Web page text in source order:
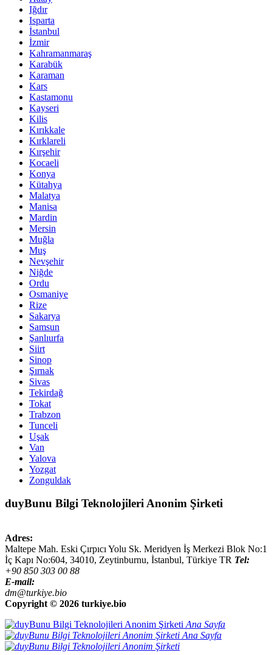
Iğdır
Isparta
İstanbul
İzmir
Kahramanmaraş
Karabük
Karaman
Kars
Kastamonu
Kayseri
Kilis
Kırıkkale
Kırklareli
Kırşehir
Kocaeli
Konya
Kütahya
Malatya
Manisa
Mardin
Mersin
Muğla
Muş
Nevşehir
Niğde
Ordu
Osmaniye
Rize
Sakarya
Samsun
Şanlıurfa
Siirt
Sinop
Şırnak
Sivas
Tekirdağ
Tokat
Trabzon
Tunceli
Uşak
Van
Yalova
Yozgat
Zonguldak
duyBunu Bilgi Teknolojileri Anonim Şirketi
Adres:
Maltepe Mah. Eski Çırpıcı Yolu Sk. Meridyen İş Merkezi Blok No:1
İç Kapı No:604, 34010, Zeytinburnu, İstanbul, Türkiye TR Tel:
+90 850 303 00 88
E-mail:
dm@turkiye.bio
Copyright © 2026 turkiye.bio
Ana Sayfa
Ana Sayfa